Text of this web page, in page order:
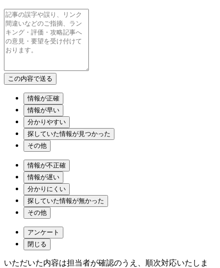
情報が正確
情報が早い
分かりやすい
探していた情報が見つかった
その他
情報が不正確
情報が遅い
分かりにくい
探していた情報が無かった
その他
アンケート
閉じる
いただいた内容は担当者が確認のうえ、順次対応いたしま